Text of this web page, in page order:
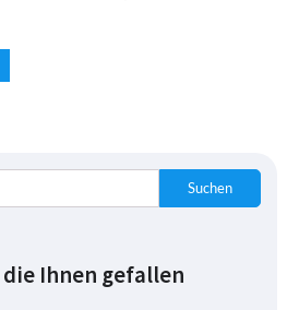
Suchen
Ihnen gefallen